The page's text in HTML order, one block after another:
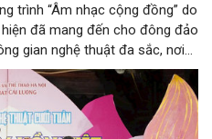
trình “Âm nhạc cộng đồng” do
đã mang đến cho đông đảo
gian nghệ thuật đa sắc, nơi
tân cổ và các tiết mục múa
phố đi bộ hồ Hoàn Kiếm. Đặc
của các nghệ sĩ đến từ
cuộc gặp gỡ nghệ thuật giàu